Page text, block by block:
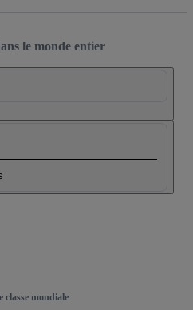
le monde entier
classe mondiale